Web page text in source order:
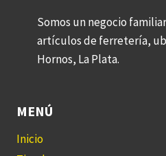
Somos un negocio
artículos de ferretería,
Hornos, La Plata.
MENÚ
Inicio